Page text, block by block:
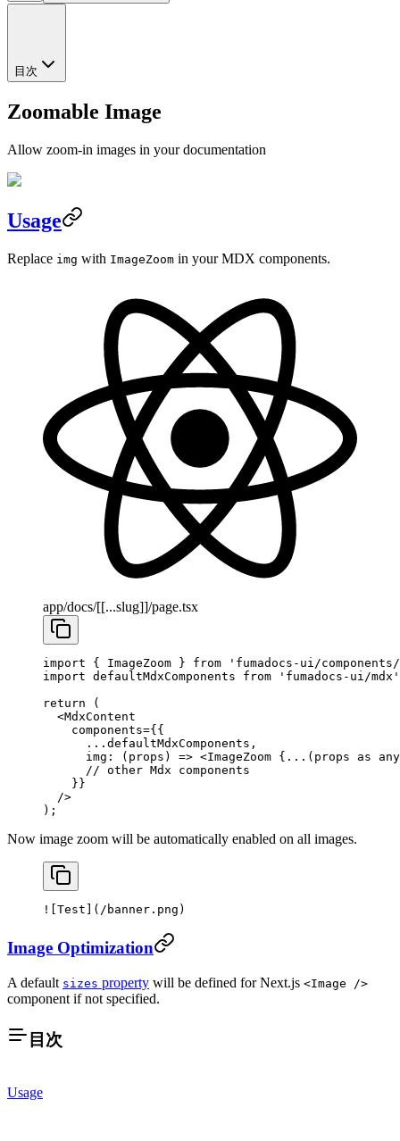
目次
Zoomable Image
Allow zoom-in images in your documentation
Usage
Replace img with ImageZoom in your MDX components.
app/docs/[[...slug]]/page.tsx
import { ImageZoom } from 'fumadocs-ui/
import defaultMdxComponents from 'fumadocs-ui/mdx'
return (
  <
MdxContent
    components
={{
      ...
defaultMdxComponents,
      img
: ( props ) => <ImageZoom { ... (props as any
      // other Mdx components
    }}
  />
);
Now image zoom will be automatically enabled on all images.
![Test ]( /banner.png )
Image Optimization
A default sizes property will be defined for Next.js <Image />
component if not specified.
目次
Usage